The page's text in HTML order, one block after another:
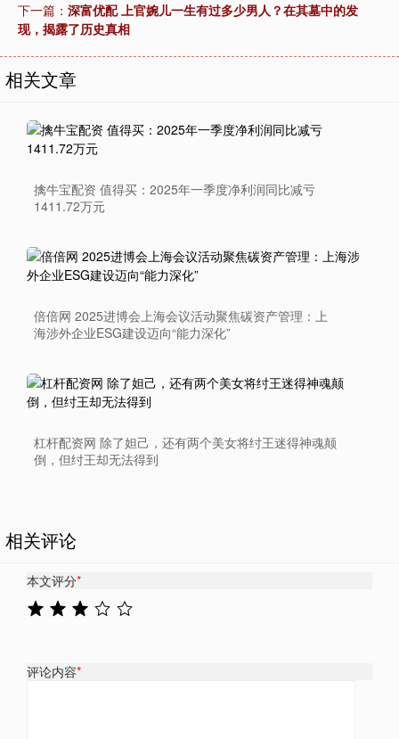
下一篇： 深富优配 上官婉儿一生有过多少男人？在其墓中的发
现，揭露了历史真相
相关文章
擒牛宝配资 值得买：2025年一季度净利润同比减亏
1411.72万元
倍倍网 2025进博会上海会议活动聚焦碳资产管理：上
海涉外企业ESG建设迈向“能力深化”
杠杆配资网 除了妲己，还有两个美女将纣王迷得神魂颠
倒，但纣王却无法得到
相关评论
本文评分*
评论内容*